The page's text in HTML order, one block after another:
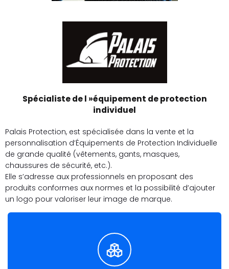
Spécialiste de l »équipement de protection
individuel
Palais Protection, est spécialisée dans la vente et la
personnalisation d’Équipements de Protection Individuelle
de grande qualité (vêtements, gants, masques,
chaussures de sécurité, etc.).
Elle s’adresse aux professionnels en proposant des
produits conformes aux normes et la possibilité d’ajouter
un logo pour valoriser leur image de marque.